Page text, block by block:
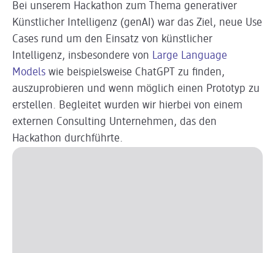
Bei unserem Hackathon zum Thema generativer
Künstlicher Intelligenz (genAI) war das Ziel, neue Use
Cases rund um den Einsatz von künstlicher
Intelligenz, insbesondere von Large Language
Models wie beispielsweise ChatGPT zu finden,
auszuprobieren und wenn möglich einen Prototyp zu
erstellen. Begleitet wurden wir hierbei von einem
externen Consulting Unternehmen, das den
Hackathon durchführte.
Slider wird geladen ...